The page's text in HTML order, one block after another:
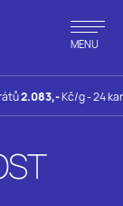
MENU
2.083,-Kč/g - 24 karátů